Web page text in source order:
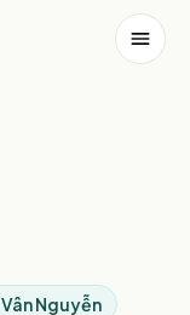
Vân Nguyễn